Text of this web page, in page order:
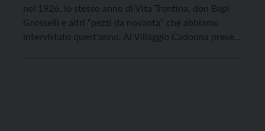
nel 1926, lo stesso anno di Vita Trentina, don Bepi
Grosselli e altri “pezzi da novanta” che abbiamo
intervistato quest'anno. Al Villaggio Cadonna prese il